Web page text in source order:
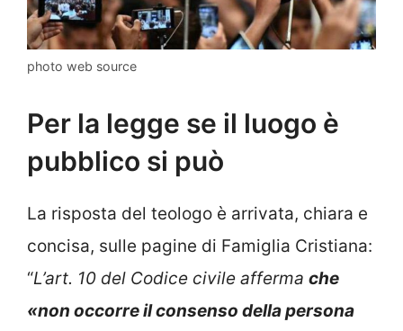
photo web source
Per la legge se il luogo è
pubblico si può
La risposta del teologo è arrivata, chiara e
concisa, sulle pagine di Famiglia Cristiana:
“L’art. 10 del Codice civile afferma che
«non occorre il consenso della persona